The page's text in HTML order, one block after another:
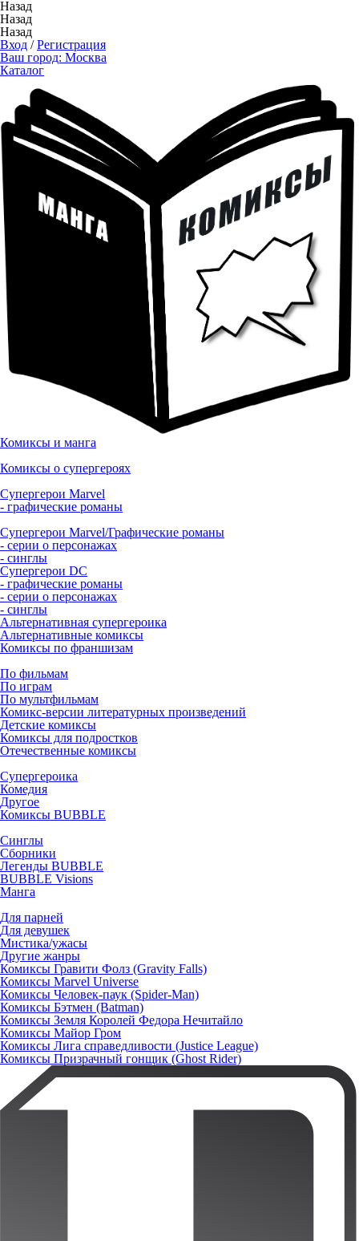
Назад
Назад
Назад
Вход /Регистрация
Ваш город: Москва
Каталог
Комиксы и манга
Комиксы о супергероях
Супергерои Marvel
- графические романы
Супергерои Marvel/Графические романы
- серии о персонажах
- синглы
Супергерои DC
- графические романы
- серии о персонажах
- синглы
Альтернативная супергероика
Альтернативные комиксы
Комиксы по франшизам
По фильмам
По играм
По мультфильмам
Комикс-версии литературных произведений
Детские комиксы
Комиксы для подростков
Отечественные комиксы
Супергероика
Комедия
Другое
Комиксы BUBBLE
Синглы
Сборники
Легенды BUBBLE
BUBBLE Visions
Манга
Для парней
Для девушек
Мистика/ужасы
Другие жанры
Комиксы Гравити Фолз (Gravity Falls)
Комиксы Marvel Universe
Комиксы Человек-паук (Spider-Man)
Комиксы Бэтмен (Batman)
Комиксы Земля Королей Федора Нечитайло
Комиксы Майор Гром
Комиксы Лига справедливости (Justice League)
Комиксы Призрачный гонщик (Ghost Rider)